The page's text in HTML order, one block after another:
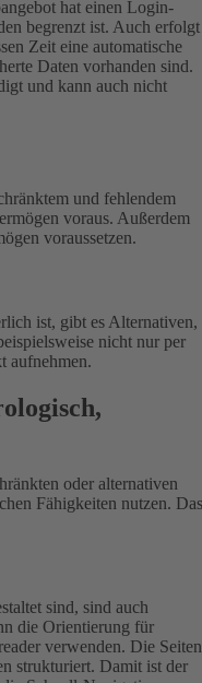
hat einen Login-
begrenzt ist. Auch erfolgt
Zeit eine automatische
Daten vorhanden sind.
und kann auch nicht
und fehlendem
voraus. Außerdem
voraussetzen.
ist, gibt es Alternativen,
nicht nur per
aufnehmen.
oder alternativen
Fähigkeiten nutzen. Das
sind, sind auch
die Orientierung für
verwenden. Die Seiten
strukturiert. Damit ist der